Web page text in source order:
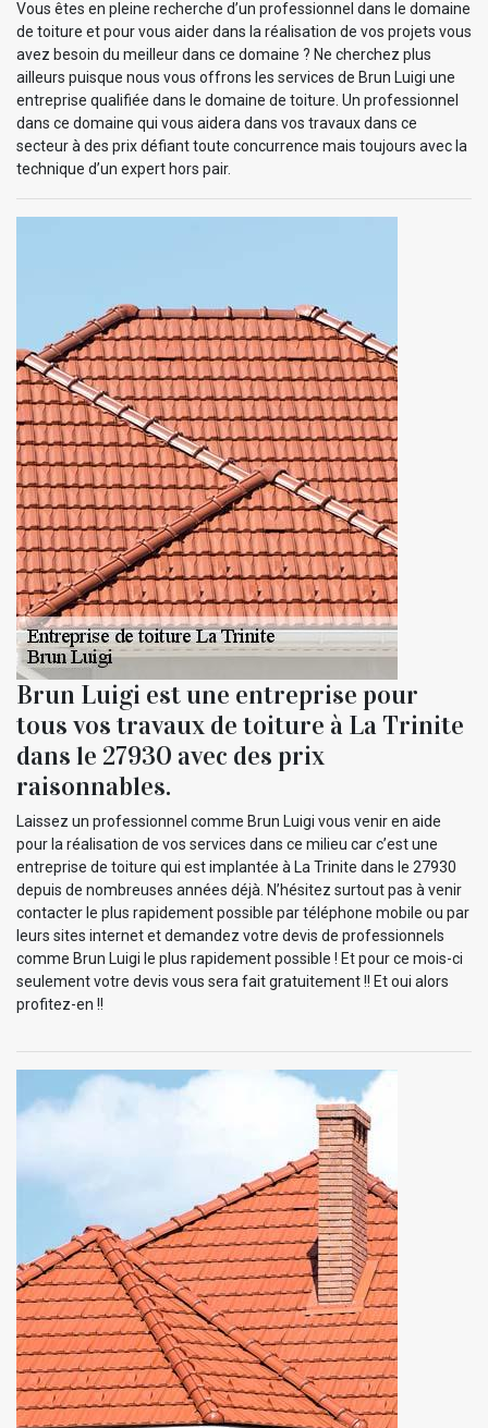
Vous êtes en pleine recherche d’un professionnel dans le domaine
de toiture et pour vous aider dans la réalisation de vos projets vous
avez besoin du meilleur dans ce domaine ? Ne cherchez plus
ailleurs puisque nous vous offrons les services de Brun Luigi une
entreprise qualifiée dans le domaine de toiture. Un professionnel
dans ce domaine qui vous aidera dans vos travaux dans ce
secteur à des prix défiant toute concurrence mais toujours avec la
technique d’un expert hors pair.
Brun Luigi est une entreprise pour
tous vos travaux de toiture à La Trinite
dans le 27930 avec des prix
raisonnables.
Laissez un professionnel comme Brun Luigi vous venir en aide
pour la réalisation de vos services dans ce milieu car c’est une
entreprise de toiture qui est implantée à La Trinite dans le 27930
depuis de nombreuses années déjà. N’hésitez surtout pas à venir
contacter le plus rapidement possible par téléphone mobile ou par
leurs sites internet et demandez votre devis de professionnels
comme Brun Luigi le plus rapidement possible ! Et pour ce mois-ci
seulement votre devis vous sera fait gratuitement !! Et oui alors
profitez-en !!